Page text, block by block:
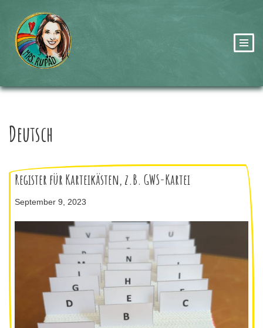
Zum
Inhalt
springen
Deutsch
Register für Karteikästen, z.B. GWS-Kartei
September 9, 2023